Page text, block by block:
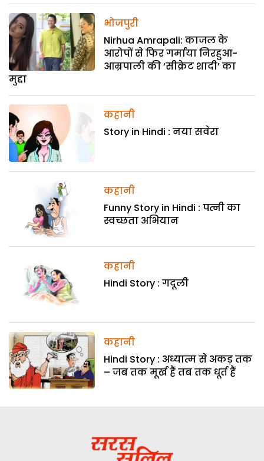
भोजपुरी
Nirhua Amrapali: काजल के
आरोपों से फिर गर्माया निरहुआ-
आम्रपाली की ‘सीक्रेट शादी’ का
मुद्दा
कहानी
Story in Hindi : नया सवेरा
कहानी
Funny Story in Hindi : पत्नी का
स्वच्छता अभियान
कहानी
Hindi Story : गदूली
कहानी
Hindi Story : अध्यात्म से अकड़ तक
– जब तक मूर्ख हैं तब तक धूर्त हैं